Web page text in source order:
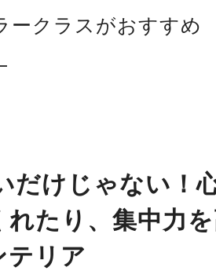
ークラスがおすすめ
だけじゃない！
れたり、集中力
リア